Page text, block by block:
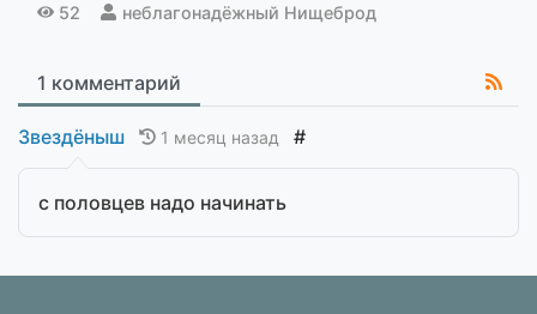
52
неблагонадёжный Нищеброд
1 комментарий
Звездёныш 1 месяц назад #
с половцев надо начинать